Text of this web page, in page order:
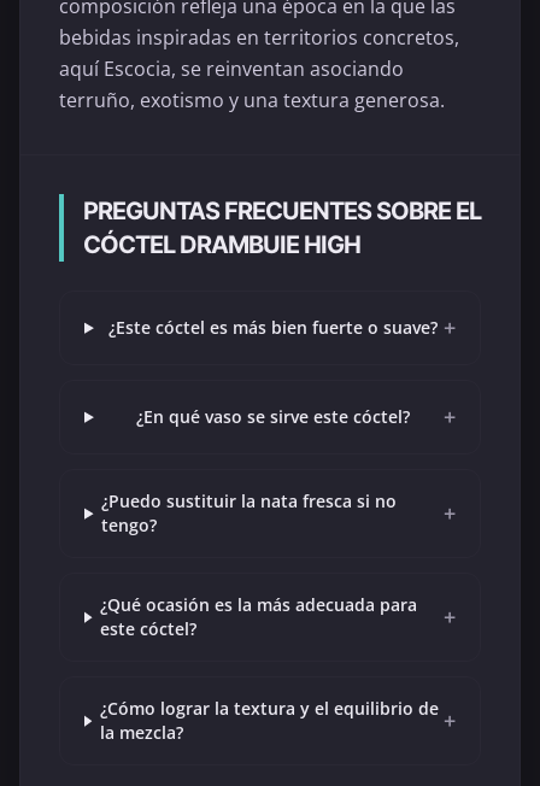
composición refleja una época en la que las
bebidas inspiradas en territorios concretos,
aquí Escocia, se reinventan asociando
terruño, exotismo y una textura generosa.
PREGUNTAS FRECUENTES SOBRE EL
CÓCTEL DRAMBUIE HIGH
¿Este cóctel es más bien fuerte o suave? +
¿En qué vaso se sirve este cóctel? +
¿Puedo sustituir la nata fresca si no
tengo?
+
¿Qué ocasión es la más adecuada para
este cóctel?
+
¿Cómo lograr la textura y el equilibrio de
la mezcla?
+